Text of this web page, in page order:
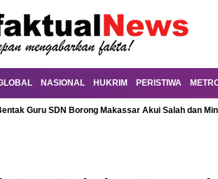
NASIONAL HUKRIM PERISTIWA
Guru SDN Borong Makassar Akui Salah dan